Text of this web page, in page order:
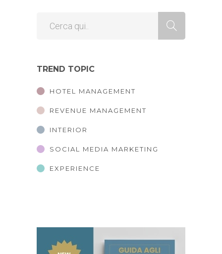
TREND TOPIC
HOTEL MANAGEMENT
REVENUE MANAGEMENT
INTERIOR
SOCIAL MEDIA MARKETING
EXPERIENCE